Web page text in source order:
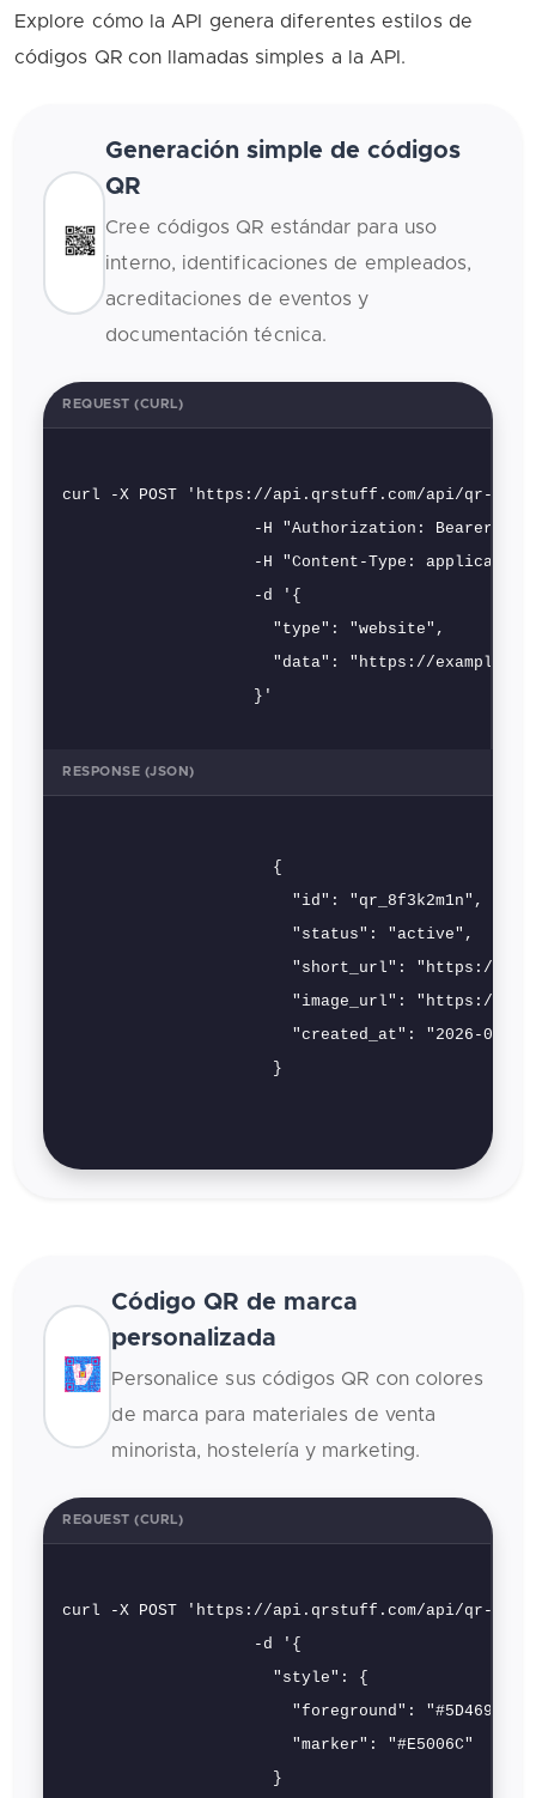
Explore cómo la API genera diferentes estilos de
códigos QR con llamadas simples a la API.
Generación simple de códigos
QR
Cree códigos QR estándar para uso
interno, identificaciones de empleados,
acreditaciones de eventos y
documentación técnica.
REQUEST (CURL)
curl -X POST 'https://api.qrstuff.com/api/qr-
-H "Authorization: Bearer
-H "Content-Type:
                    -d '{
                      "type": "website",
"data": "https://
                    }'
RESPONSE (JSON)
                      {
                        "id": "qr_8f3k2m1n",
                        "status": "active",
"short_url": "https://
"image_url": "https://
"created_at": "2026-02-
                      }
Código QR de marca
personalizada
Personalice sus códigos QR con colores
de marca para materiales de venta
minorista, hostelería y marketing.
REQUEST (CURL)
curl -X POST 'https://api.qrstuff.com/api/qr-
                    -d '{
                      "style": {
                        "foreground": "#5D4696",
                        "marker": "#E5006C"
                      }